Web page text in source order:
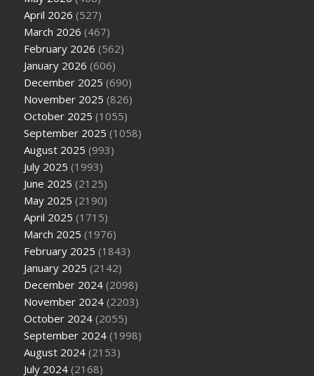
April 2026 (527)
March 2026 (467)
February 2026 (562)
January 2026 (606)
December 2025 (690)
November 2025 (826)
October 2025 (1055)
September 2025 (1058)
August 2025 (993)
July 2025 (1993)
June 2025 (2125)
May 2025 (2190)
April 2025 (1715)
March 2025 (1976)
February 2025 (1843)
January 2025 (2142)
December 2024 (2098)
November 2024 (2203)
October 2024 (2055)
September 2024 (1998)
August 2024 (2153)
July 2024 (2168)